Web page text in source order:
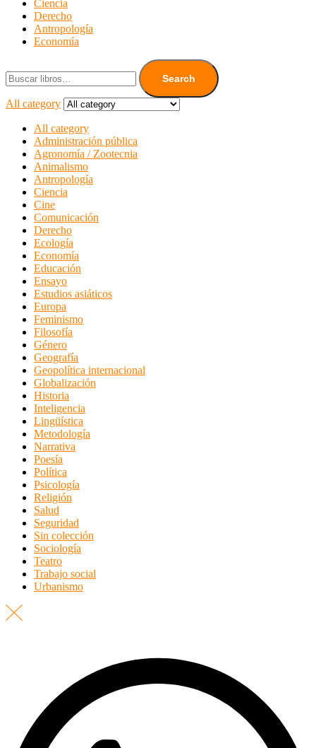
Ciencia
Derecho
Antropología
Economía
Search
All category
All category
Administración pública
Agronomía / Zootecnia
Animalismo
Antropología
Ciencia
Cine
Comunicación
Derecho
Ecología
Economía
Educación
Ensayo
Estudios asiáticos
Europa
Feminismo
Filosofía
Género
Geografía
Geopolítica internacional
Globalización
Historia
Inteligencia
Lingüística
Metodología
Narrativa
Poesía
Política
Psicología
Religión
Salud
Seguridad
Sin colección
Sociología
Teatro
Trabajo social
Urbanismo